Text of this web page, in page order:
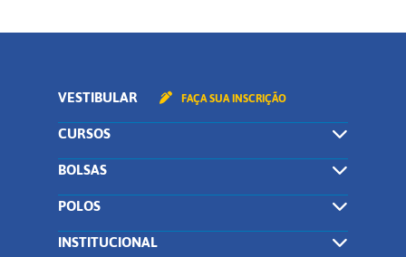
VESTIBULAR FAÇA SUA INSCRIÇÃO
CURSOS
BOLSAS
POLOS
INSTITUCIONAL